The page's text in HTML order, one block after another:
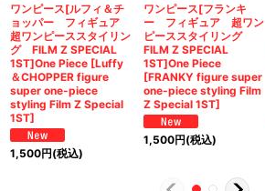
ワンピース[ルフィ＆チ
ョッパー フィギュア
超ワンピーススタイリン
グ FILM Z SPECIAL
1ST]One Piece [Luffy
＆CHOPPER figure
super one-piece
styling Film Z Special
1ST]
1,500円(税込)
ワンピース[フランキ
ー フィギュア 超ワン
ピーススタイリング
FILM Z SPECIAL
1ST]One Piece
[FRANKY figure super
one-piece styling Film
Z Special 1ST]
1,500円(税込)